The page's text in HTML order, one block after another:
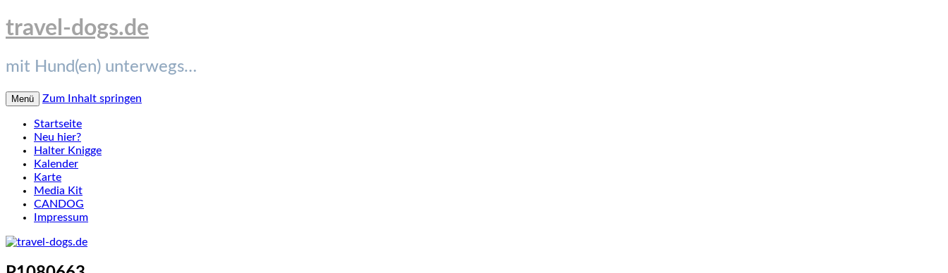
travel-dogs.de
mit Hund(en) unterwegs…
Menü Zum Inhalt springen
Startseite
Neu hier?
Halter Knigge
Kalender
Karte
Media Kit
CANDOG
Impressum